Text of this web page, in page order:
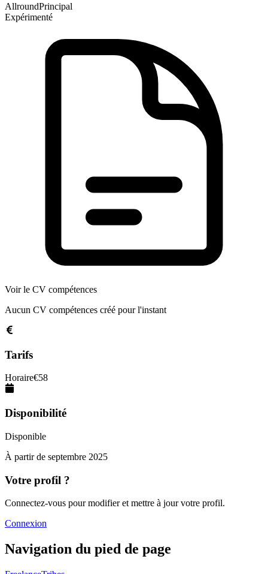
AllroundPrincipal
Expérimenté
Voir le CV compétences
Aucun CV compétences créé pour l'instant
Tarifs
Horaire€58
Disponibilité
Disponible
À partir de septembre 2025
Votre profil ?
Connectez-vous pour modifier et mettre à jour votre profil.
Connexion
Navigation du pied de page